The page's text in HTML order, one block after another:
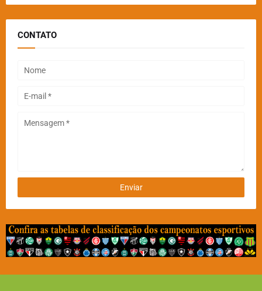
CONTATO